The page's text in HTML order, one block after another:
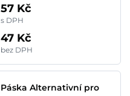
57 Kč
s DPH
47 Kč
bez DPH
Páska Alternativní pro